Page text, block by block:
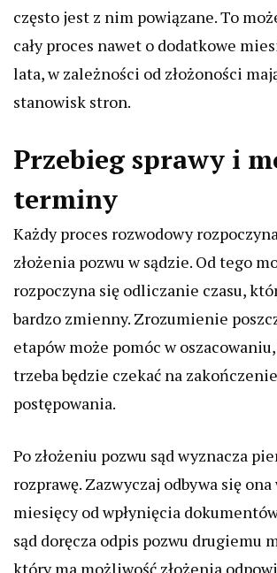
często jest z nim powiązane. To
cały proces nawet o dodatkowe
lata, w zależności od złożoności
stanowisk stron.
Przebieg sprawy i
terminy
Każdy proces rozwodowy
złożenia pozwu w sądzie. Od tego
rozpoczyna się odliczanie czasu,
bardzo zmienny. Zrozumienie
etapów może pomóc w
trzeba będzie czekać na zakończenie
postępowania.
Po złożeniu pozwu sąd wyznacza
rozprawę. Zazwyczaj odbywa się
miesięcy od wpłynięcia
sąd doręcza odpis pozwu drugiemu
który ma możliwość złożenia